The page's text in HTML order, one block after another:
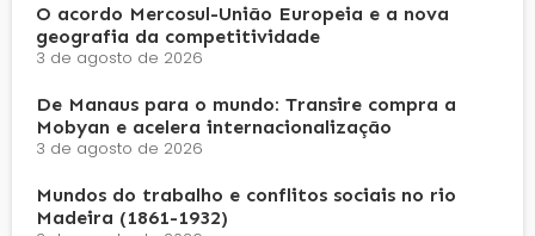
O acordo Mercosul-União Europeia e a nova
geografia da competitividade
3 de agosto de 2026
De Manaus para o mundo: Transire compra a
Mobyan e acelera internacionalização
3 de agosto de 2026
Mundos do trabalho e conflitos sociais no rio
Madeira (1861-1932)